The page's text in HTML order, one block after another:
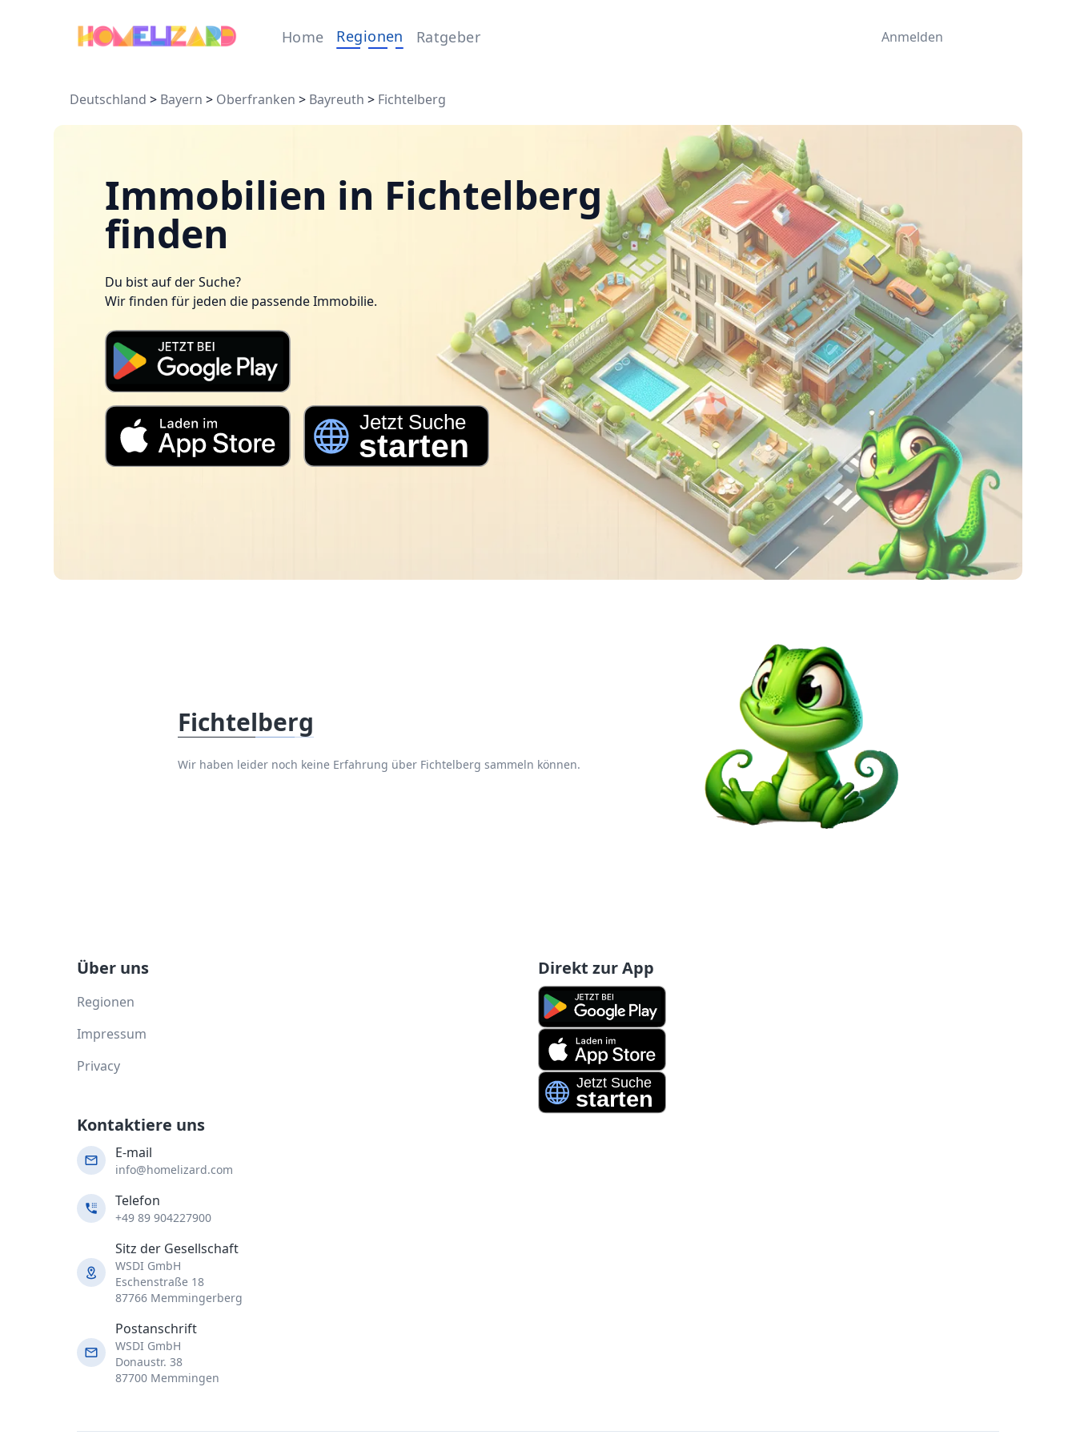
Home Regionen Ratgeber Anmelden
Deutschland > Bayern > Oberfranken > Bayreuth > Fichtelberg
Immobilien in Fichtelberg
finden
Du bist auf der Suche?
Wir finden für jeden die passende Immobilie.
Fichtelberg
Wir haben leider noch keine Erfahrung über Fichtelberg sammeln können.
Über uns
Regionen
Impressum
Privacy
Direkt zur App
Kontaktiere uns
E-mail
info@homelizard.com
Telefon
+49 89 904227900
Sitz der Gesellschaft
WSDI GmbH
Eschenstraße 18
87766 Memmingerberg
Postanschrift
WSDI GmbH
Donaustr. 38
87700 Memmingen